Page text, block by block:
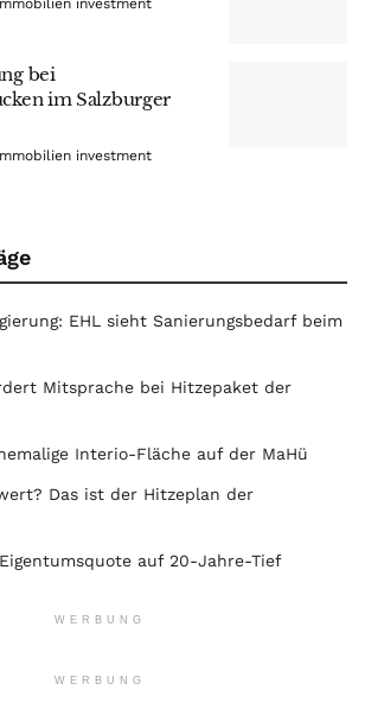
investment
bei
im Salzburger
investment
EHL sieht Sanierungsbedarf beim
Mitsprache bei Hitzepaket der
Interio-Fläche auf der MaHü
Das ist der Hitzeplan der
auf 20-Jahre-Tief
WERBUNG
WERBUNG